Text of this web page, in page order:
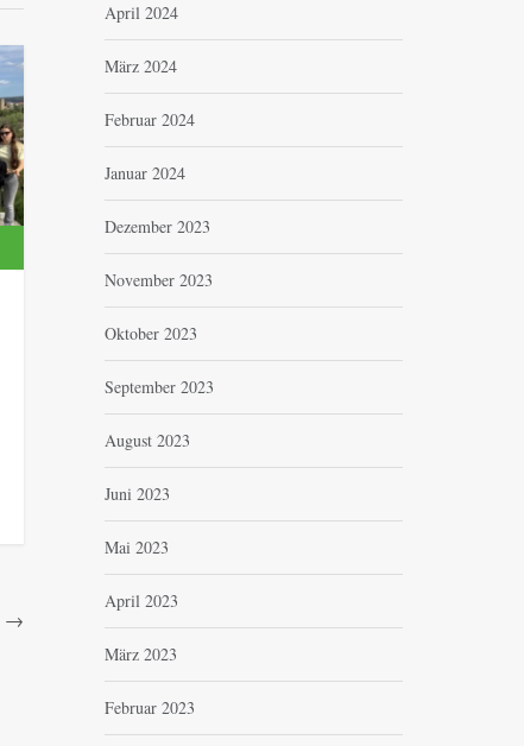
→
April 2024
März 2024
Februar 2024
Januar 2024
Dezember 2023
November 2023
Oktober 2023
September 2023
August 2023
Juni 2023
Mai 2023
April 2023
März 2023
Februar 2023